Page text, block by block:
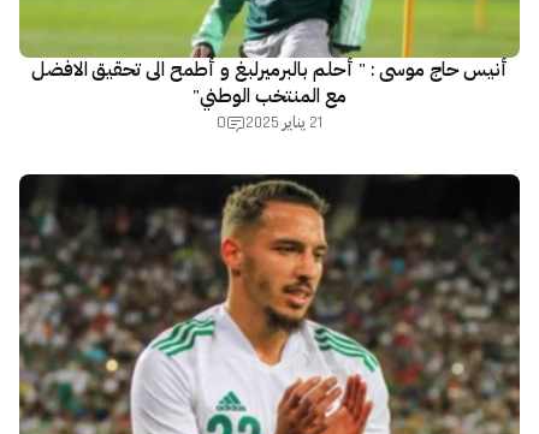
أنيس حاج موسى : " أحلم بالبرميرلبغ و أطمح الى تحقيق الافضل
مع المنتخب الوطني"
21 يناير 2025 0